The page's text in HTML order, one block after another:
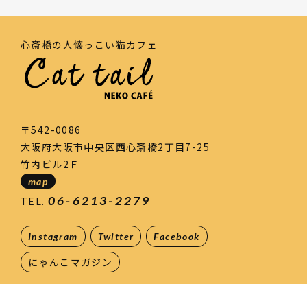
心斎橋の人懐っこい猫カフェ
〒542-0086
大阪府大阪市中央区西心斎橋2丁目7-25
竹内ビル2Ｆ
map
TEL. 06-6213-2279
Instagram Twitter Facebook
にゃんこマガジン